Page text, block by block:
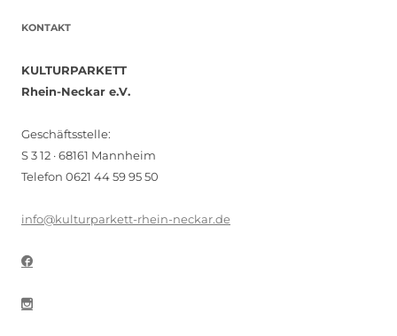
KONTAKT
KULTURPARKETT
Rhein-Neckar e.V.
Geschäftsstelle:
S 3 12 · 68161 Mannheim
Telefon 0621 44 59 95 50
info@kulturparkett-rhein-neckar.de